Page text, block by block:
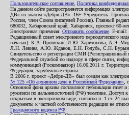
Пользовательское соглашение Политика
На данном сайте распространяется информация
ДВ» со знаком «Дебри-ДВ». 16+ Учредитель:
России, член Союза писателей России). Главный
680032, Хабаровский край, Хабаровск, проспект 60-
Электронная приемная: Отправить сообщение . E-mail:
Редакционный совет электронного периодического
началах): К.А. Пронякин, И.Ю. Харитонова, А.Э.
Л.Н. Левина, А.Ю. Жданов, Е.Н. Голубь, С.Н.
Свидетельство о регистрации СМИ (Регистрационный
Федеральной службой по надзору в сфере связи,
коммуникаций (Роскомнадзор) 16.06.2011 г.
Федерация, зарубежные страны.
В 2006 г. проект «Дебри-ДВ» был создан как
№ 125 «Об архивном деле в Российской Федерации» ,
Основной фонд архива составляют публикации газет
рукописи по дальневосточной (РФ) тематике. Доступ
открытым в электронном виде, согласно п. 1 ст. 24
документы к частной собственности редакции не
Гражданского кодекса РФ